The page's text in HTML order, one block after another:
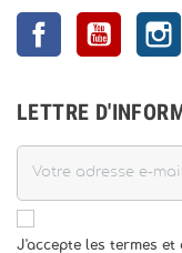
FacebookYouTube
LETTRE
J'accepte les termes